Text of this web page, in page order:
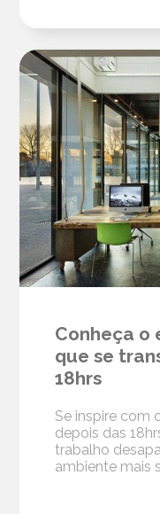
Conheça o
que se
18hrs
Se inspire com
depois das
trabalho
ambiente mais